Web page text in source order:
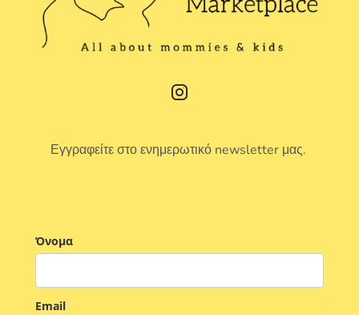
Εγγραφείτε στο ενημερωτικό newsletter μας.
Όνομα
Email